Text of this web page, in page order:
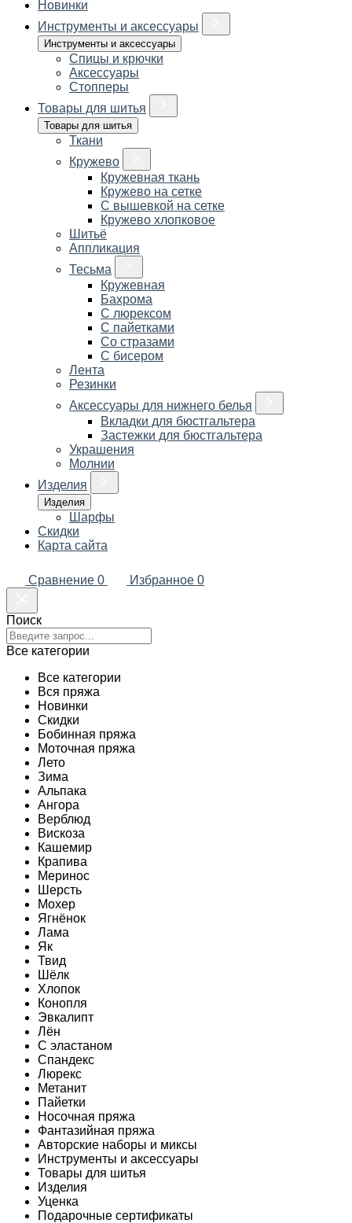
Новинки
Инструменты и аксессуары
Инструменты и аксессуары
Спицы и крючки
Аксессуары
Стопперы
Товары для шитья
Товары для шитья
Ткани
Кружево
Кружевная ткань
Кружево на сетке
С вышевкой на сетке
Кружево хлопковое
Шитьё
Аппликация
Тесьма
Кружевная
Бахрома
С люрексом
С пайетками
Со стразами
С бисером
Лента
Резинки
Аксессуары для нижнего белья
Вкладки для бюстгальтера
Застежки для бюстгальтера
Украшения
Молнии
Изделия
Изделия
Шарфы
Скидки
Карта сайта
Сравнение 0 Избранное 0
Поиск
Все категории
Все категории
Вся пряжа
Новинки
Скидки
Бобинная пряжа
Моточная пряжа
Лето
Зима
Альпака
Ангора
Верблюд
Вискоза
Кашемир
Крапива
Меринос
Шерсть
Мохер
Ягнёнок
Лама
Як
Твид
Шёлк
Хлопок
Конопля
Эвкалипт
Лён
C эластаном
Спандекс
Люрекс
Метанит
Пайетки
Носочная пряжа
Фантазийная пряжа
Авторские наборы и миксы
Инструменты и аксессуары
Товары для шитья
Изделия
Уценка
Подарочные сертификаты